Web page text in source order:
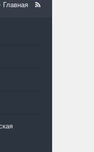
Главная